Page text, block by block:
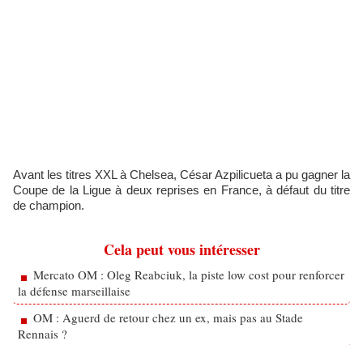
Avant les titres XXL à Chelsea, César Azpilicueta a pu gagner la
Coupe de la Ligue à deux reprises en France, à défaut du titre
de champion.
Cela peut vous intéresser
Mercato OM : Oleg Reabciuk, la piste low cost pour renforcer
la défense marseillaise
OM : Aguerd de retour chez un ex, mais pas au Stade
Rennais ?